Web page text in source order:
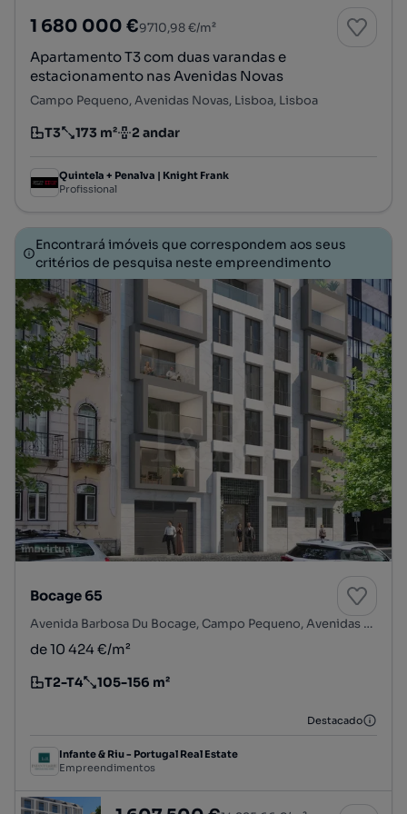
1 680 000 €9710,98 €/m²
Apartamento T3 com duas varandas e
estacionamento nas Avenidas Novas
Campo Pequeno, Avenidas Novas, Lisboa, Lisboa
Tipologia
T3
Preço por metro quadrado
173 m²
Andar 2 andar
Quintela + Penalva | Knight Frank
Profissional
Encontrará imóveis que correspondem aos seus
critérios de pesquisa neste empreendimento
Bocage 65
Avenida Barbosa Du Bocage, Campo Pequeno, Avenidas Novas, Lisboa, Lisboa
de 10 424 €/m²
Tipologia
T2-T4
Preço por metro quadrado
105-156 m²
Destacado
Infante & Riu - Portugal Real Estate
Empreendimentos